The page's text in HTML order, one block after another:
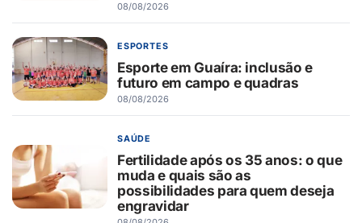
08/08/2026
ESPORTES
Esporte em Guaíra: inclusão e
futuro em campo e quadras
08/08/2026
SAÚDE
Fertilidade após os 35 anos: o que
muda e quais são as
possibilidades para quem deseja
engravidar